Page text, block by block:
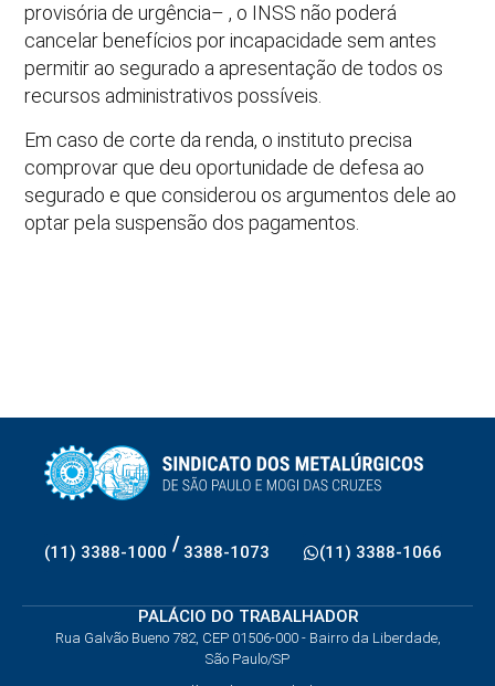
provisória de urgência– , o INSS não poderá
cancelar benefícios por incapacidade sem antes
permitir ao segurado a apresentação de todos os
recursos administrativos possíveis.
Em caso de corte da renda, o instituto precisa
comprovar que deu oportunidade de defesa ao
segurado e que considerou os argumentos dele ao
optar pela suspensão dos pagamentos.
(11) 3388-1000 / 3388-1073 (11) 3388-1066
PALÁCIO DO TRABALHADOR
Rua Galvão Bueno 782, CEP 01506-000 - Bairro da Liberdade,
São Paulo/SP